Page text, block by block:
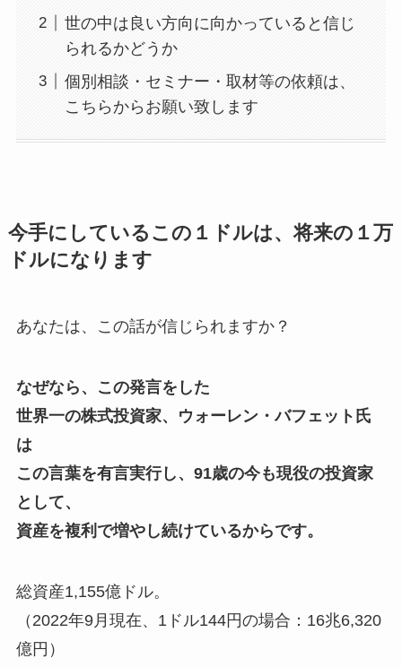
世の中は良い方向に向かっていると信じ
られるかどうか
個別相談・セミナー・取材等の依頼は、
こちらからお願い致します
今手にしているこの１ドルは、将来の１万
ドルになります
あなたは、この話が信じられますか？
なぜなら、この発言をした
世界一の株式投資家、ウォーレン・バフェット氏
は
この言葉を有言実行し、 91歳の今も現役の投資家
として、
資産を複利で増やし続けているからです。
総資産1,155億ドル。
（2022年9月現在、1ドル144円の場合：16兆6,320
億円）